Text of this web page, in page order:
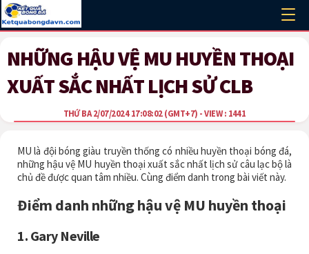
NHỮNG HẬU VỆ MU HUYỀN THOẠI
XUẤT SẮC NHẤT LỊCH SỬ CLB
THỨ BA 2/07/2024 17:08:02(GMT+7) - VIEW : 1441
MU là đội bóng giàu truyền thống có nhiều huyền thoại bóng đá,
những hậu vệ MU huyền thoại xuất sắc nhất lịch sử câu lạc bộ là
chủ đề được quan tâm nhiều. Cùng điểm danh trong bài viết này.
Điểm danh những hậu vệ MU huyền thoại
1. Gary Neville